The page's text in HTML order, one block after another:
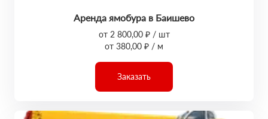
Аренда ямобура в Баишево
от 2 800,00 ₽ / шт
от 380,00 ₽ / м
Заказать